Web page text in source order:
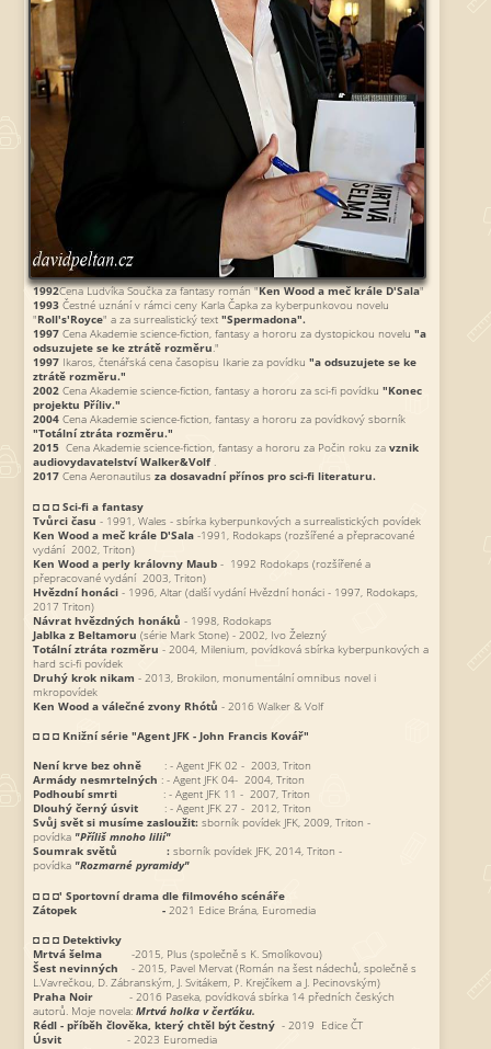
1992Cena Ludvíka Součka za fantasy román "Ken Wood a meč krále D'Sala"
1993 Čestné uznání v rámci ceny Karla Čapka za kyberpunkovou novelu
"Roll's'Royce" a za surrealistický text "Spermadona".
1997Cena Akademie science-fiction, fantasy a hororu za dystopickou novelu "a
odsuzujete se ke ztrátě rozměru."
1997Ikaros, čtenářská cena časopisu Ikarie za povídku "a odsuzujete se ke
ztrátě rozměru."
2002Cena Akademie science-fiction, fantasy a hororu za sci-fi povídku "Konec
projektu Příliv."
2004Cena Akademie science-fiction, fantasy a hororu za povídkový sborník
"Totální ztráta rozměru."
2015Cena Akademie science-fiction, fantasy a hororu za Počin roku za vznik
audiovydavatelství Walker&Volf.
2017Cena Aeronautilus za dosavadní přínos pro sci-fi literaturu.
◘ ◘ ◘ Sci-fi a fantasy
Tvůrci času - 1991, Wales - sbírka kyberpunkových a surrealistických povídek
Ken Wood a meč krále D'Sala-1991, Rodokaps (rozšířené a přepracované
vydání 2002, Triton)
Ken Wood a perly královny Maub- 1992 Rodokaps (rozšířené a
přepracované vydání 2003, Triton)
Hvězdní honáci- 1996, Altar (další vydání Hvězdní honáci - 1997, Rodokaps,
2017 Triton)
Návrat hvězdných honáků - 1998, Rodokaps
Jablka z Beltamoru (série Mark Stone) - 2002, Ivo Železný
Totální ztráta rozměru - 2004, Milenium, povídková sbírka kyberpunkových a
hard sci-fi povídek
Druhý krok nikam - 2013, Brokilon, monumentální omnibus novel i
mkropovídek
Ken Wood a válečné zvony Rhótů - 2016 Walker & Volf
◘ ◘ ◘ Knižní série "Agent JFK - John Francis Kovář"
Není krve bez ohně
: - Agent JFK 02 - 2003, Triton
Armády nesmrtelných : - Agent JFK 04- 2004, Triton
Podhoubí smrti: - Agent JFK 11 - 2007, Triton
Dlouhý černý úsvit
: - Agent JFK 27 - 2012, Triton
Svůj svět si musíme zasloužit:sborník povídek JFK, 2009, Triton -
povídka "Příliš mnoho lilií"
Soumrak světů : sborník povídek JFK, 2014, Triton -
povídka "Rozmarné pyramidy"
◘ ◘ ◘' Sportovní drama dle filmového scénáře
Zátopek - 2021 Edice Brána, Euromedia
◘ ◘ ◘ Detektivky
Mrtvá šelma-2015, Plus (společně s K. Smolíkovou)
Šest nevinných - 2015, Pavel Mervat (Román na šest nádechů, společně s
L.Vavrečkou, D. Zábranským, J. Svitákem, P. Krejčíkem a J. Pecinovským)
Praha Noir- 2016 Paseka, povídková sbírka 14 předních českých
autorů. Moje novela:Mrtvá holka v čerťáku.
Rédl - příběh člověka, který chtěl být čestný - 2019 Edice ČT
Úsvit
- 2023 Euromedia